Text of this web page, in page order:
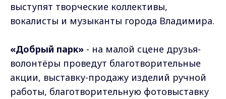
выступят творческие коллективы,
вокалисты и музыканты города Владимира.
«Добрый парк» - на малой сцене друзья-
волонтёры проведут благотворительные
акции, выставку-продажу изделий ручной
работы, благотворительную фотовыставку